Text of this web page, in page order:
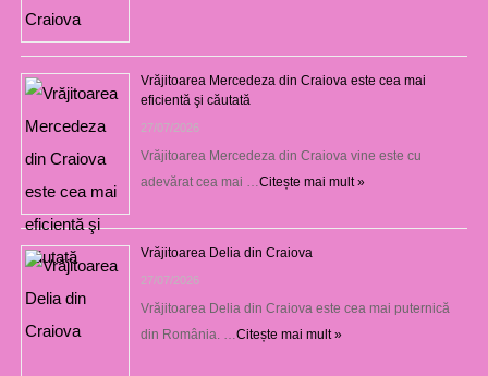
Vrăjitoarea Mercedeza din Craiova este cea mai
eficientă şi căutată
27/07/2026
Vrăjitoarea Mercedeza din Craiova vine este cu
adevărat cea mai … Citește mai mult »
Vrăjitoarea Delia din Craiova
27/07/2026
Vrăjitoarea Delia din Craiova este cea mai puternică
din România. … Citește mai mult »